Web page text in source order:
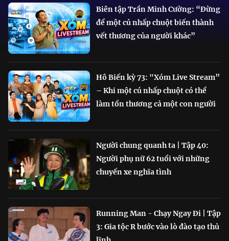
Biên tập Trần Minh Cường: “Đừng
để một cú nhấp chuột biến thành
vết thương của người khác”
Hô Biến kỳ 73: "Xóm Live Stream”
– Khi một cú nhấp chuột có thể
làm tổn thương cả một con người
Người chung quanh ta | Tập 40:
Người phụ nữ 62 tuổi với những
chuyến xe nghĩa tình
Running Man - Chạy Ngay Đi | Tập
3: Gia tộc R bước vào lò đào tạo thủ